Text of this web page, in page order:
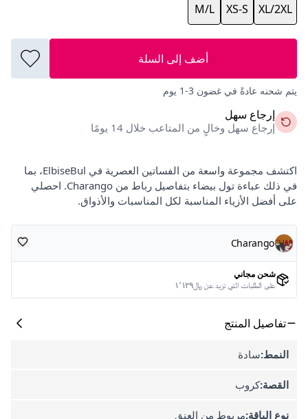
XL/2XL
XS-S
M/L
أضف إلى السلة
يتم شحنه عادةً في غضون 3-1 يوم
إرجاع سهل
إرجاع سهل وخالٍ من المتاعب خلال 14 يومًا
اكتشف مجموعة واسعة من الفساتين العصرية في ElbiseBul، بما
في ذلك عباءة تول بيضاء بتفاصيل رباط من Charango. احصلي
على أفضل الأزياء المناسبة لكل المناسبات والأذواق.
Charango
شحن مجاني
على الطلبات التي تزيد عن ﷼١٬١٢٩
تفاصيل المنتج
النمط:سادة
القصة:كروب
نوع الياقة:مربوط من العنق